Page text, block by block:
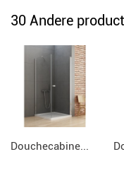
30 Andere
Douchecabine...